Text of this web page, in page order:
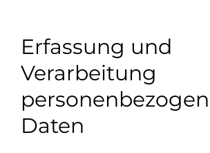
Erfassung und
Verarbeitung
Daten